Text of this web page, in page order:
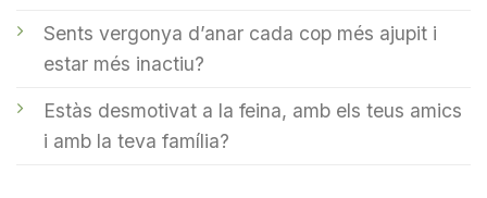
Sents vergonya d’anar cada cop més ajupit i
estar més inactiu?
Estàs desmotivat a la feina, amb els teus amics
i amb la teva família?